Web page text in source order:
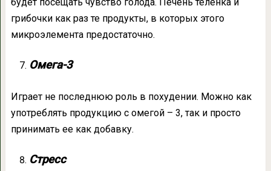
грибочки как раз те продукты, в которых этого
микроэлемента предостаточно.
Омега-3
Играет не последнюю роль в похудении. Можно как
употреблять продукцию с омегой – 3, так и просто
принимать ее как добавку.
Стресс